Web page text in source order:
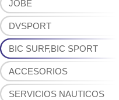
JOBE
DVSPORT
BIC SURF,BIC SPORT
ACCESORIOS
SERVICIOS NAUTICOS